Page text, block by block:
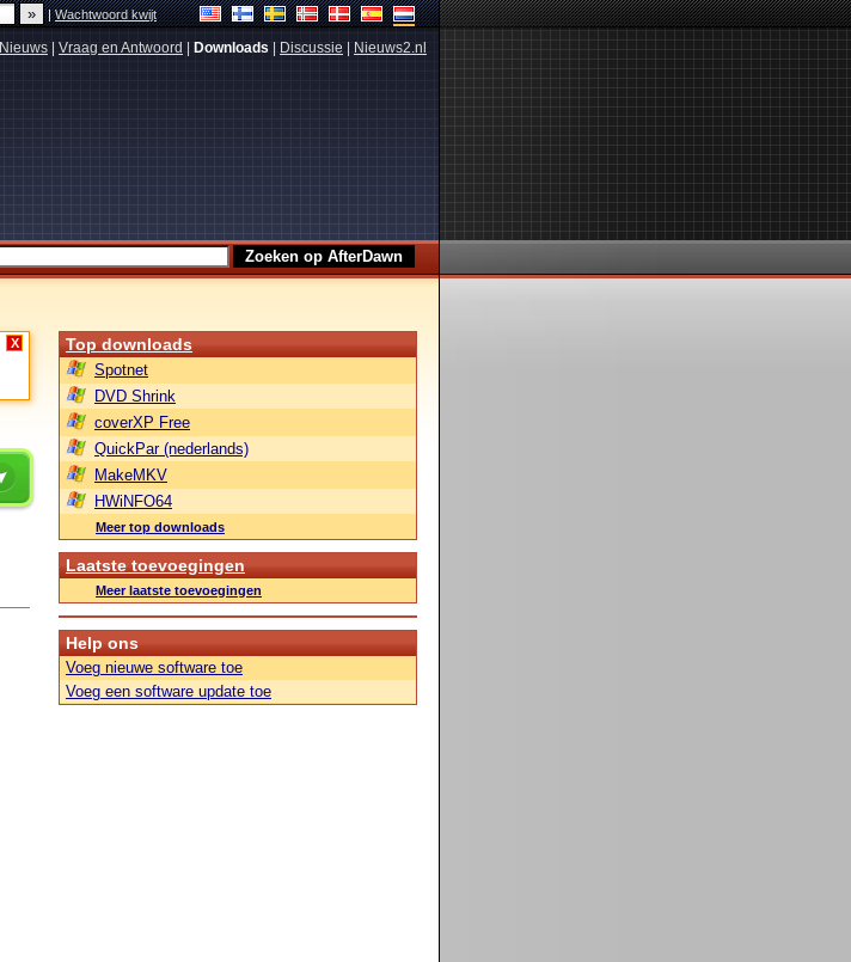
|Wachtwoord kwijt
Nieuws Vraag en Antwoord Downloads Discussie Nieuws2.nl
X Top downloads
Spotnet
DVD Shrink
coverXP Free
QuickPar (nederlands)
MakeMKV
HWiNFO64
Meer top downloads
Laatste toevoegingen
Meer laatste toevoegingen
Help ons
Voeg nieuwe software toe
Voeg een software update toe